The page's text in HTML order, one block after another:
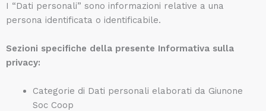
I “Dati personali” sono informazioni relative a una
persona identificata o identificabile.
Sezioni specifiche della presente Informativa sulla
privacy:
Categorie di Dati personali elaborati da Giunone
Soc Coop